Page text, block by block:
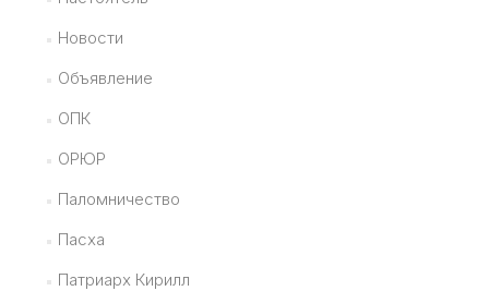
Новости
Объявление
ОПК
ОРЮР
Паломничество
Пасха
Патриарх Кирилл